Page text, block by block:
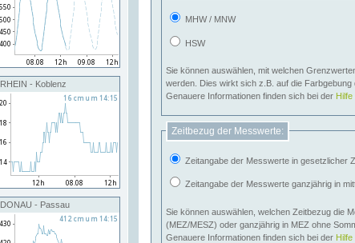
RHEIN - Koblenz
DONAU - Passau
MHW / MNW
HSW
Sie können auswählen, mit welchen
werden. Dies wirkt sich z.B. auf die
Genauere Informationen finden sich bei der
Zeitbezug der Messwerte:
Zeitangabe der Messwerte in gesetzlicher
Zeitangabe der Messwerte ganzjährig in
Sie können auswählen, welchen Zeitbezug die
(MEZ/MESZ) oder ganzjährig in MEZ ohne
Genauere Informationen finden sich bei der